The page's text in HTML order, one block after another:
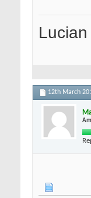
Lucian
12th March